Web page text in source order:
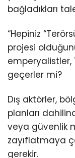
bağladıkları
“Hepiniz
projesi
emperyalistler,
geçerler mi?
Dış aktörler,
planları
veya güvenlik
zayıflatmaya
gerekir.